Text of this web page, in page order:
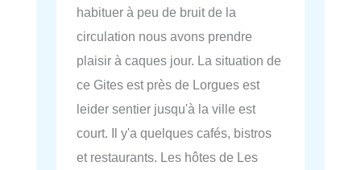
habituer à peu de bruit de la
circulation nous avons prendre
plaisir à caques jour. La situation de
ce Gites est près de Lorgues est
leider sentier jusqu'à la ville est
court. Il y'a quelques cafés, bistros
et restaurants. Les hôtes de Les